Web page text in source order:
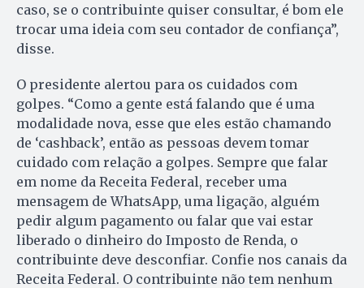
caso, se o contribuinte quiser consultar, é bom ele
trocar uma ideia com seu contador de confiança”,
disse.
O presidente alertou para os cuidados com
golpes. “Como a gente está falando que é uma
modalidade nova, esse que eles estão chamando
de ‘cashback’, então as pessoas devem tomar
cuidado com relação a golpes. Sempre que falar
em nome da Receita Federal, receber uma
mensagem de WhatsApp, uma ligação, alguém
pedir algum pagamento ou falar que vai estar
liberado o dinheiro do Imposto de Renda, o
contribuinte deve desconfiar. Confie nos canais da
Receita Federal. O contribuinte não tem nenhum